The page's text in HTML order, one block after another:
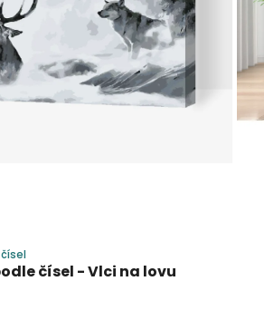
čísel - Vlci na lovu